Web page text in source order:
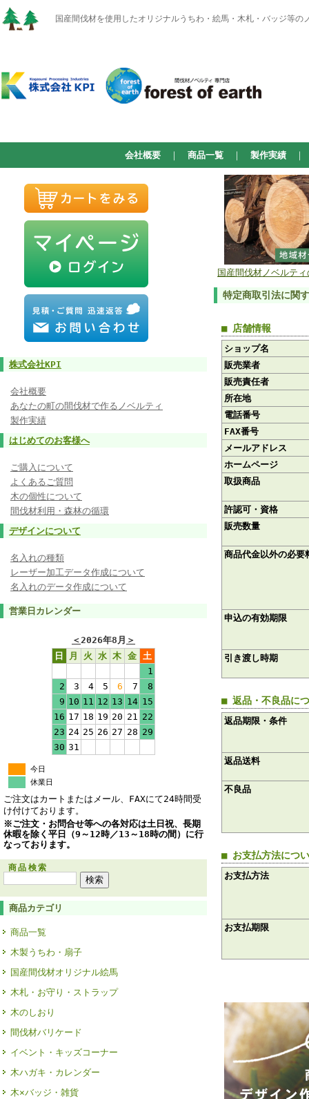
国産間伐材を使用したオリジナルうちわ・絵馬・木札・バッジ
会社概要 ｜ 商品一覧 ｜ 製作実績 ｜
株式会社KPI
会社概要
あなたの町の間伐材で作るノベルティ
製作実績
はじめてのお客様へ
ご購入について
よくあるご質問
木の個性について
間伐材利用・森林の循環
デザインについて
名入れの種類
レーザー加工データ作成について
名入れのデータ作成について
営業日カレンダー
＜2026年8月 ＞
日
月 火 水 木 金 土
1
2
3 4 5 6 7
8
9 10 11 12 13 14 15
16 17 18 19 20 21 22
23 24 25 26 27 28 29
30 31
今日
休業日
ご注文はカートまたはメール、FAXにて24時間受
け付けております。
※ご注文・お問合せ等への各対応は土日祝、長期
休暇を除く平日（9～12時／13～18時の間）に行
なっております。
商品検索
商品カテゴリ
商品一覧
木製うちわ・扇子
国産間伐材オリジナル絵馬
木札・お守り・ストラップ
木のしおり
間伐材バリケード
イベント・キッズコーナー
木ハガキ・カレンダー
木×バッジ・雑貨
国産間伐材ノベル
特定商取引法に関
■ 店舗情報
ショップ名
販売業者
販売責任者
所在地
電話番号
FAX番号
メールアドレス
ホームページ
取扱商品
許認可・資格
販売数量
商品代金以外の必要
申込の有効期限
引き渡し時期
■ 返品・不良品に
返品期限・条件
返品送料
不良品
■ お支払方法につ
お支払方法
お支払期限